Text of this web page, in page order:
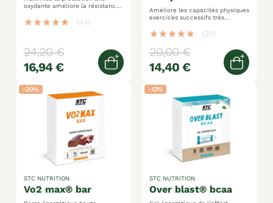
oxydante améliore la résistance
défenses naturelles
star star star star star (24)
24,20 €
16,94 €
Ajouter au panier
Améliore les capacités physiques
exercices successifs très
taurine + caféine
star star star star star (23)
20,00 €
14,40 €
-20%
vo2 max® bar
STC NUTRITION
-12%
over blast® bcaa
STC NUTRITION